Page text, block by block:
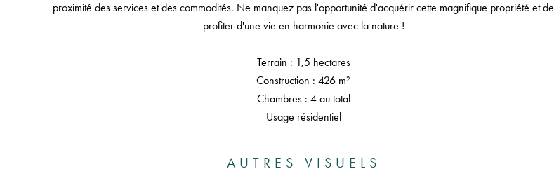
proximité des services et des commodités. Ne manquez pas l'opportunité d'acquérir cette magnifique propriété et de
profiter d'une vie en harmonie avec la nature !
Terrain : 1,5 hectares
Construction : 426 m²
Chambres : 4 au total
Usage résidentiel
AUTRES VISUELS